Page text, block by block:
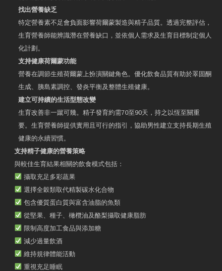
找出營養缺乏
特定營養素不足會負面影響荷爾蒙製造與精子品質。透過完整評估，
生育營養師能辨識潛在營養缺口，並依個人需求及生育目標制定個人
化計劃。
支持健康荷爾蒙功能
營養在調節生殖荷爾蒙上扮演關鍵角色。優化飲食品質有助於睪固酮
生成、胰島素調控、發炎平衡及整體生殖健康。
建立可持續的生活型態改變
生育改善非一蹴可幾。精子發育約需70至90天，持之以恆至關重
要。生育營養師提供實用且可行的指引，協助男性建立支持長期生殖
健康的永續習慣。
支持精子健康的營養策略
與較佳生育結果相關的飲食模式包括：
攝取充足多彩蔬果
選擇全穀類取代精製碳水化合物
包含優質蛋白質與富含油脂的魚類
從堅果、種子、橄欖油及酪梨攝取健康脂肪
限制高度加工食品與添加糖
減少過量飲酒
維持規律體能活動
重視充足睡眠